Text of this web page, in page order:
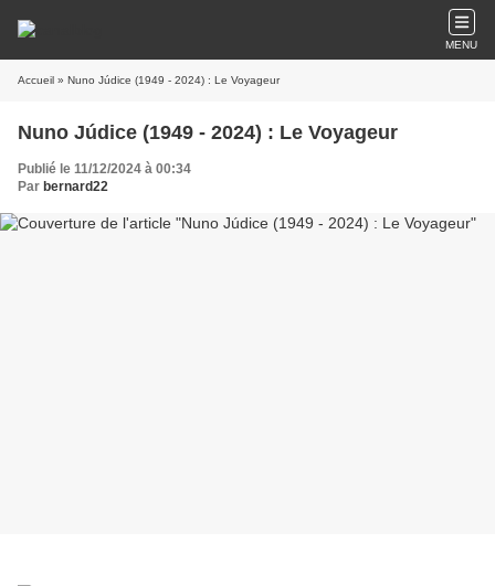
MENU
Accueil » Nuno Júdice (1949 - 2024) : Le Voyageur
Nuno Júdice (1949 - 2024) : Le Voyageur
Publié le 11/12/2024 à 00:34
Par bernard22